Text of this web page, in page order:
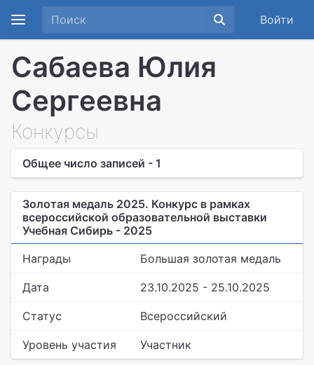
Войти
Сабаева Юлия
Сергеевна
Конкурсы
Общее число записей - 1
Золотая медаль 2025. Конкурс в рамках
всероссийской образовательной выставки
Учебная Сибирь - 2025
Награды
Большая золотая медаль
Дата 23.10.2025 - 25.10.2025
Статус Всероссийский
Уровень участия Участник